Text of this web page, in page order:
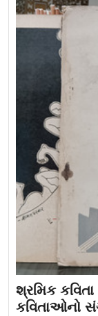
શ્રમિક
કવિતાઓનો